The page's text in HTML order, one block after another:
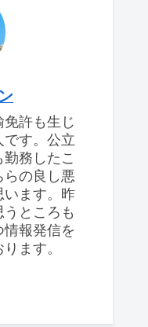
許も生じ
です。公立
務したこ
らの良し悪
います。昨
ところも
報発信を
ます。